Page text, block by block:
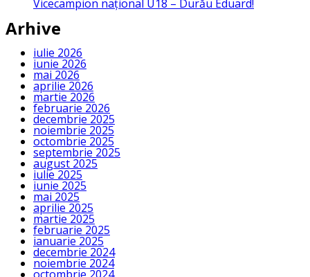
Vicecampion național U18 – Durău Eduard!
Arhive
iulie 2026
iunie 2026
mai 2026
aprilie 2026
martie 2026
februarie 2026
decembrie 2025
noiembrie 2025
octombrie 2025
septembrie 2025
august 2025
iulie 2025
iunie 2025
mai 2025
aprilie 2025
martie 2025
februarie 2025
ianuarie 2025
decembrie 2024
noiembrie 2024